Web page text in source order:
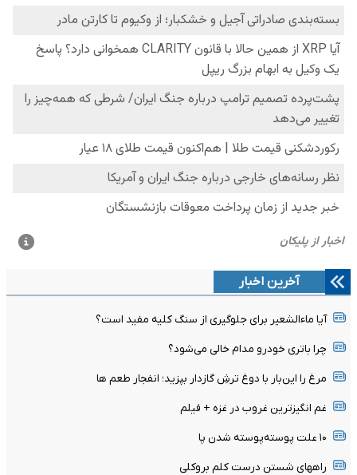
آخرین اخبار
آیا ماءالشعیر برای جلوگیری از سنگ کلیه مفید است؟
چرا باتری خودرو مدام خالی می‌شود؟
مرغ را این‌بار با دوغ ترشِ گازدار بپزید؛ انفجار طعم ها
غم انگیزترین غروب در غزه + فیلم
۱۰ علت پوسته‌پوسته شدن پا
راههای شستن درست کلم بروکلی